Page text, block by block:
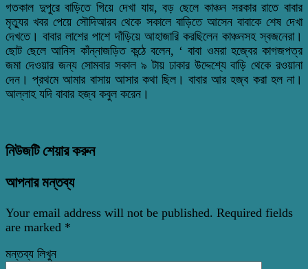
গতকাল দুপুরে বাড়িতে গিয়ে দেখা যায়, বড় ছেলে কাঞ্চন সরকার রাতে বাবার
মৃত্যুর খবর পেয়ে সৌদিআরব থেকে সকালে বাড়িতে আসেন বাবাকে শেষ দেখা
দেখতে। বাবার লাশের পাশে দাঁড়িয়ে আহাজারি করছিলেন কাঞ্চনসহ স্বজনেরা।
ছোট ছেলে আনিস কাঁন্নাজড়িত কন্ঠে বলেন, ‘ বাবা ওমরা হজ্বের কাগজপত্র
জমা দেওয়ার জন্য সোমবার সকাল ৯ টায় ঢাকার উদ্দেশ্যে বাড়ি থেকে রওয়ানা
দেন। প্রথমে আমার বাসায় আসার কথা ছিল। বাবার আর হজ্ব করা হল না।
আল্লাহ যদি বাবার হজ্ব কবুল করেন।
নিউজটি শেয়ার করুন
আপনার মন্তব্য
Your email address will not be published. Required fields
are marked *
মন্তব্য লিখুন